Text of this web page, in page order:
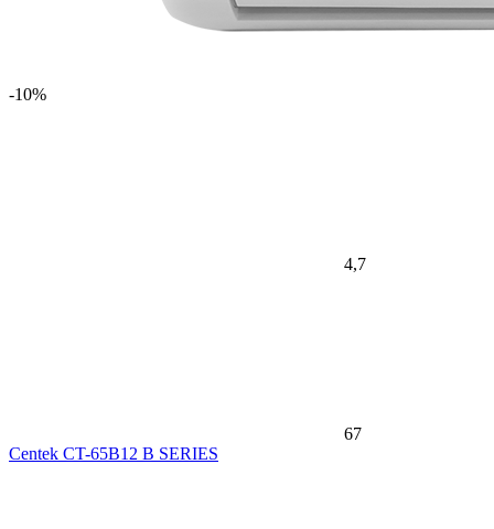
-10%
4,7
67
Centek CT-65B12 B SERIES